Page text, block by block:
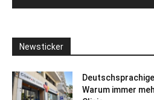
Newsticker
Warum immer